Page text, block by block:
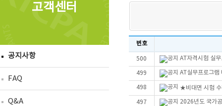
고객센터
공지사항
FAQ
Q&A
번호
500 AT자격시험 실
499 AT실무프로그
498 ★비대면 시험
497 2026년도 국가